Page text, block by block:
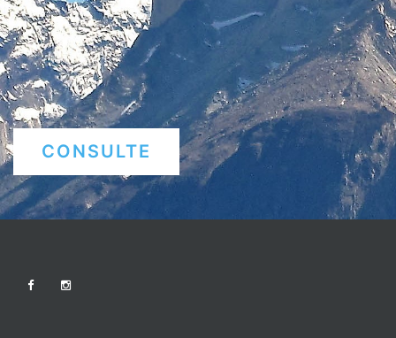
CONSULTE